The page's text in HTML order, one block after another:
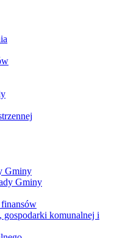
Gminy
Gminy
gospodarki komunalnej i